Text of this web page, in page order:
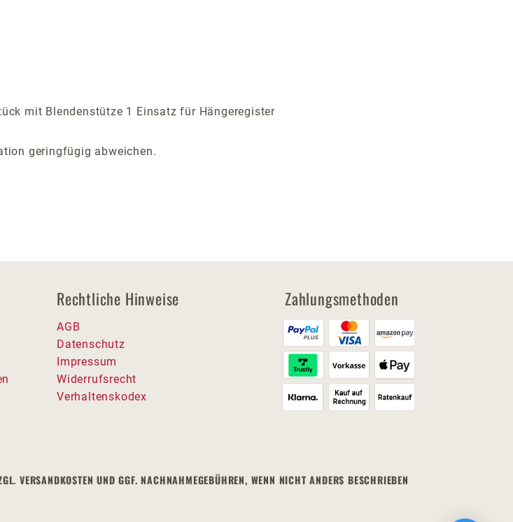
mit Blendenstütze 1 Einsatz für Hängeregister
geringfügig abweichen.
Rechtliche Hinweise
AGB
Datenschutz
Impressum
Widerrufsrecht
Verhaltenskodex
Zahlungsmethoden
VERSANDKOSTEN UND GGF. NACHNAHMEGEBÜHREN, WENN NICHT ANDERS BESCHRIEBEN